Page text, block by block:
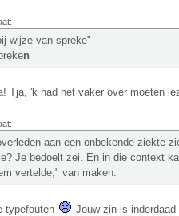
wijze van spreke"
n
Tja, 'k had het vaker over moeten
aan een onbekende ziekte
Je bedoelt zei. En in die context
vertelde," van maken.
typefouten Jouw zin is inderdaad